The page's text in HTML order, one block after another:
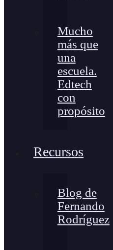
Mucho
más que
una
escuela.
Edtech
con
propósito
Recursos
Blog de
Fernando
Rodríguez